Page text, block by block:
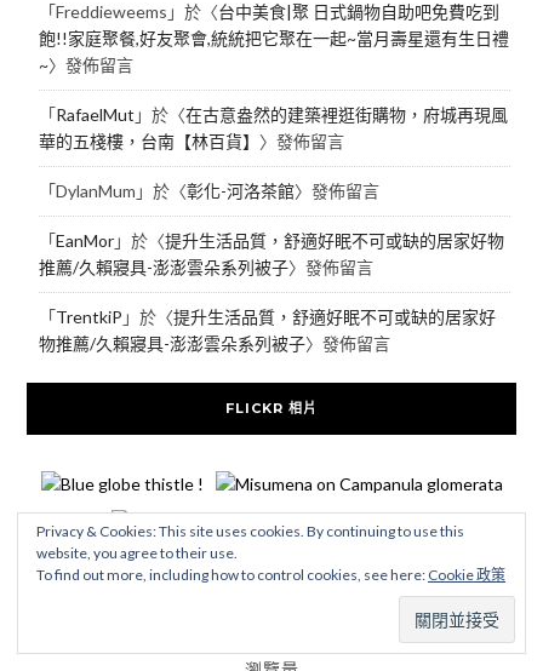
「Freddieweems 」於〈台中美食|聚 日式鍋物自助吧免費吃到
飽!!家庭聚餐,好友聚會,統統把它聚在一起~當月壽星還有生日禮
~〉發佈留言
「RafaelMut 」於〈在古意盎然的建築裡逛街購物，府城再現風
華的五棧樓，台南【林百貨】 〉發佈留言
「DylanMum 」於〈彰化-河洛茶館〉發佈留言
「EanMor」於〈提升生活品質，舒適好眠不可或缺的居家好物
推薦/久賴寢具-澎澎雲朵系列被子〉發佈留言
「TrentkiP 」於〈提升生活品質，舒適好眠不可或缺的居家好
物推薦/久賴寢具-澎澎雲朵系列被子〉發佈留言
FLICKR 相片
Privacy & Cookies: This site uses cookies. By continuing to use this
website, you agree to their use.
To find out more, including how to control cookies, see here: Cookie 政策